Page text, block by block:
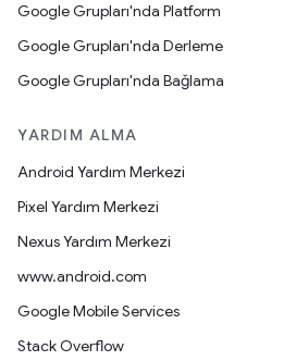
Google Grupları'nda Platform
Google Grupları'nda Derleme
Google Grupları'nda Bağlama
YARDIM ALMA
Android Yardım Merkezi
Pixel Yardım Merkezi
Nexus Yardım Merkezi
www.android.com
Google Mobile Services
Stack Overflow